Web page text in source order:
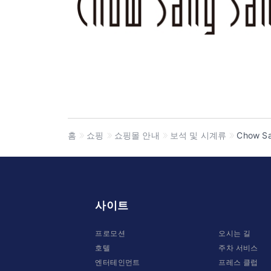
홈 쇼핑 쇼핑몰 안내 보석 및 시계류 Chow
사이트
프로모션
호텔
엔터테인먼트
오시는 길
주차 서비스
프레스 클럽